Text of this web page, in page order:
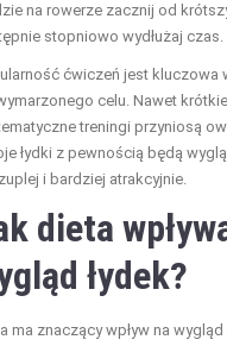
na rowerze zacznij od
stopniowo wydłużaj czas.
ćwiczeń jest kluczowa
celu. Nawet
treningi przyniosą
łydki z pewnością będą
i bardziej atrakcyjnie.
dieta
łydek?
ma znaczący wpływ na wygląd